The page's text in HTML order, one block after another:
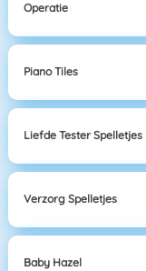
Operatie
Piano Tiles
Liefde Tester Spelletjes
Verzorg Spelletjes
Baby Hazel